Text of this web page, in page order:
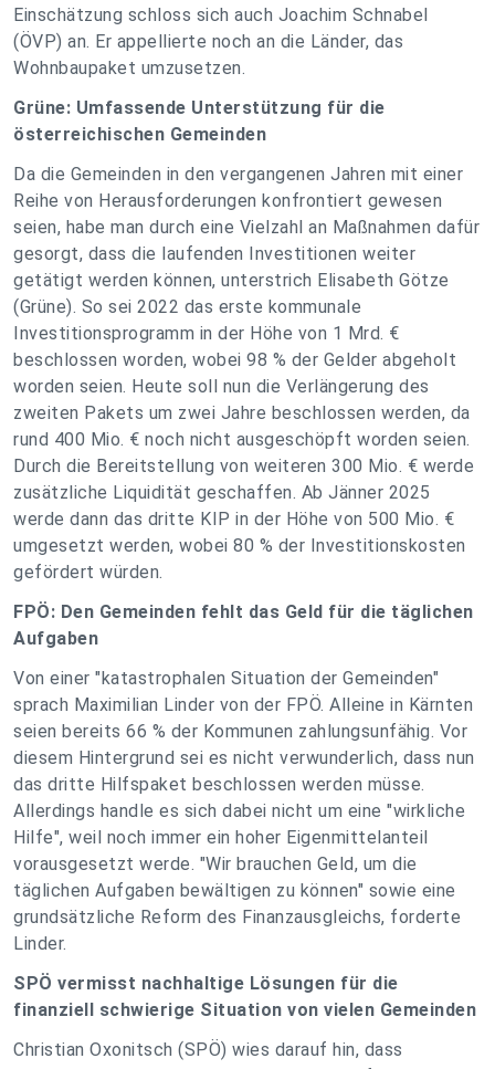
Einschätzung schloss sich auch Joachim Schnabel
(ÖVP) an. Er appellierte noch an die Länder, das
Wohnbaupaket umzusetzen.
Grüne: Umfassende Unterstützung für die
österreichischen Gemeinden
Da die Gemeinden in den vergangenen Jahren mit einer
Reihe von Herausforderungen konfrontiert gewesen
seien, habe man durch eine Vielzahl an Maßnahmen dafür
gesorgt, dass die laufenden Investitionen weiter
getätigt werden können, unterstrich Elisabeth Götze
(Grüne). So sei 2022 das erste kommunale
Investitionsprogramm in der Höhe von 1 Mrd. €
beschlossen worden, wobei 98 % der Gelder abgeholt
worden seien. Heute soll nun die Verlängerung des
zweiten Pakets um zwei Jahre beschlossen werden, da
rund 400 Mio. € noch nicht ausgeschöpft worden seien.
Durch die Bereitstellung von weiteren 300 Mio. € werde
zusätzliche Liquidität geschaffen. Ab Jänner 2025
werde dann das dritte KIP in der Höhe von 500 Mio. €
umgesetzt werden, wobei 80 % der Investitionskosten
gefördert würden.
FPÖ: Den Gemeinden fehlt das Geld für die täglichen
Aufgaben
Von einer "katastrophalen Situation der Gemeinden"
sprach Maximilian Linder von der FPÖ. Alleine in Kärnten
seien bereits 66 % der Kommunen zahlungsunfähig. Vor
diesem Hintergrund sei es nicht verwunderlich, dass nun
das dritte Hilfspaket beschlossen werden müsse.
Allerdings handle es sich dabei nicht um eine "wirkliche
Hilfe", weil noch immer ein hoher Eigenmittelanteil
vorausgesetzt werde. "Wir brauchen Geld, um die
täglichen Aufgaben bewältigen zu können" sowie eine
grundsätzliche Reform des Finanzausgleichs, forderte
Linder.
SPÖ vermisst nachhaltige Lösungen für die
finanziell schwierige Situation von vielen Gemeinden
Christian Oxonitsch (SPÖ) wies darauf hin, dass